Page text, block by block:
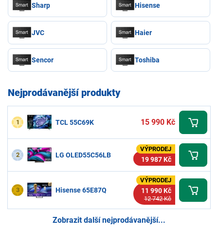
Sharp Hisense
JVC Haier
Sencor Toshiba
Nejprodávanější produkty
1 TCL 55C69K 15 990 Kč
2 LG OLED55C56LB
VÝPRODEJ
19 987 Kč
3 Hisense 65E87Q
VÝPRODEJ
11 990 Kč
12 742 Kč
Zobrazit další nejprodávanější...